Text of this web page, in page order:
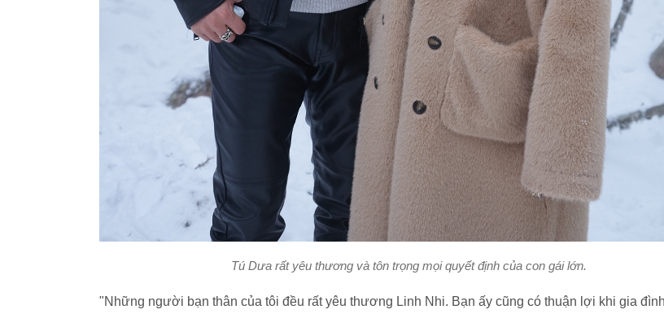
Tú Dưa rất yêu thương và tôn trọng mọi quyết định của con gái lớn.
"Những người bạn thân của tôi đều rất yêu thương Linh Nhi. Bạn ấy cũng có thuận lợi khi gia